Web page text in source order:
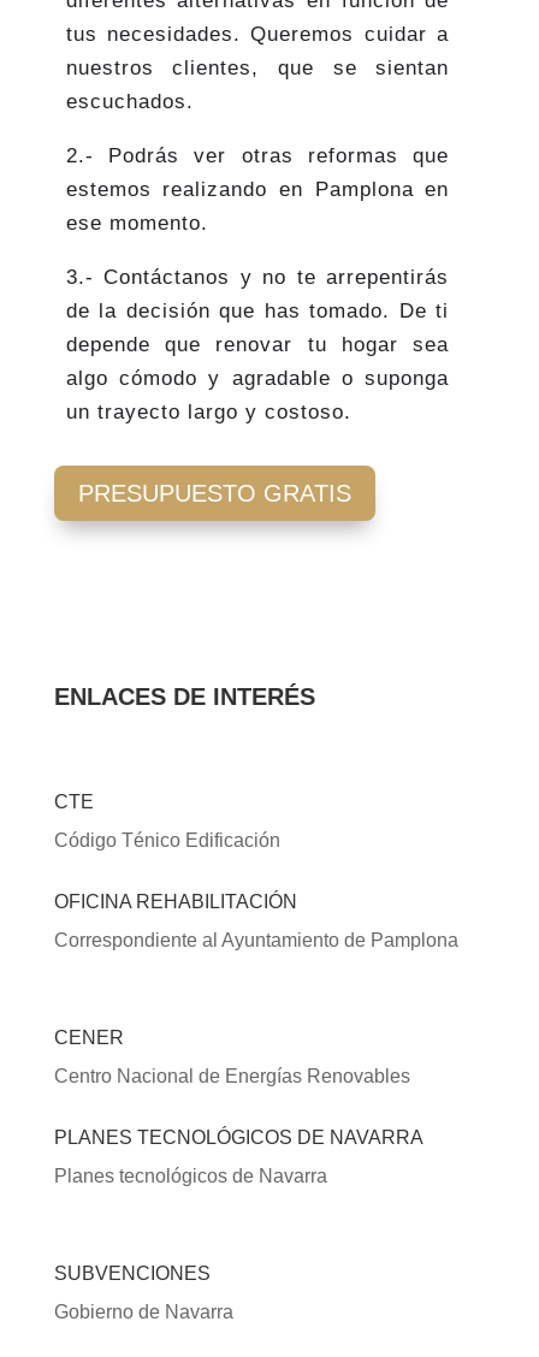
tus necesidades. Queremos cuidar a
nuestros clientes, que se sientan
escuchados.
2.- Podrás ver otras reformas que
estemos realizando en Pamplona en
ese momento.
3.- Contáctanos y no te arrepentirás
de la decisión que has tomado. De ti
depende que renovar tu hogar sea
algo cómodo y agradable o suponga
un trayecto largo y costoso.
PRESUPUESTO GRATIS
ENLACES DE INTERÉS
CTE
Código Ténico Edificación
OFICINA REHABILITACIÓN
Correspondiente al Ayuntamiento de Pamplona
CENER
Centro Nacional de Energías Renovables
PLANES TECNOLÓGICOS DE NAVARRA
Planes tecnológicos de Navarra
SUBVENCIONES
Gobierno de Navarra